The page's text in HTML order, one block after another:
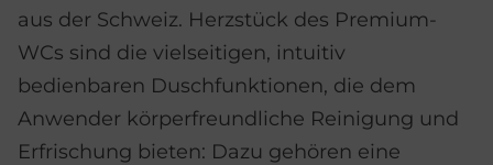
aus der Schweiz. Herzstück des Premium-
WCs sind die vielseitigen, intuitiv
bedienbaren Duschfunktionen, die dem
Anwender körperfreundliche Reinigung und
Erfrischung bieten: Dazu gehören eine